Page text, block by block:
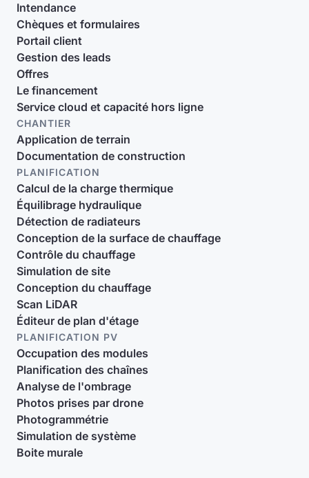
Intendance
Chèques et formulaires
Portail client
Gestion des leads
Offres
Le financement
Service cloud et capacité hors ligne
CHANTIER
Application de terrain
Documentation de construction
PLANIFICATION
Calcul de la charge thermique
Équilibrage hydraulique
Détection de radiateurs
Conception de la surface de chauffage
Contrôle du chauffage
Simulation de site
Conception du chauffage
Scan LiDAR
Éditeur de plan d'étage
PLANIFICATION PV
Occupation des modules
Planification des chaînes
Analyse de l'ombrage
Photos prises par drone
Photogrammétrie
Simulation de système
Boite murale